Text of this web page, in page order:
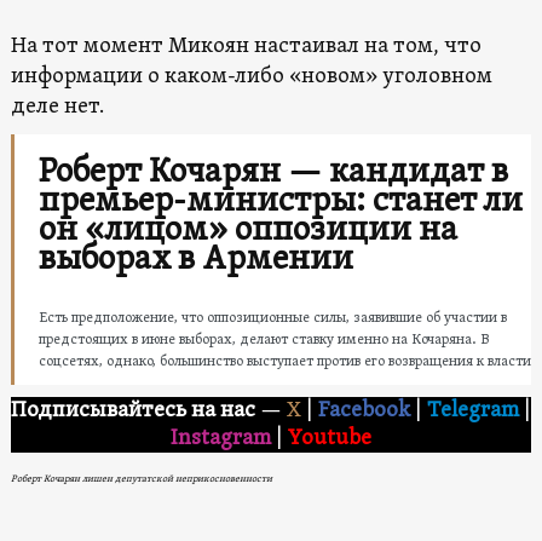
На тот момент Микоян настаивал на том, что
информации о каком-либо «новом» уголовном
деле нет.
Роберт Кочарян — кандидат в
премьер-министры: станет ли
он «лицом» оппозиции на
выборах в Армении
Есть предположение, что оппозиционные силы, заявившие об участии в
предстоящих в июне выборах, делают ставку именно на Кочаряна. В
соцсетях, однако, большинство выступает против его возвращения к власти
Подписывайтесь на нас — X Facebook Telegram|
Instagram
Youtube
Роберт Кочарян лишен депутатской неприкосновенности